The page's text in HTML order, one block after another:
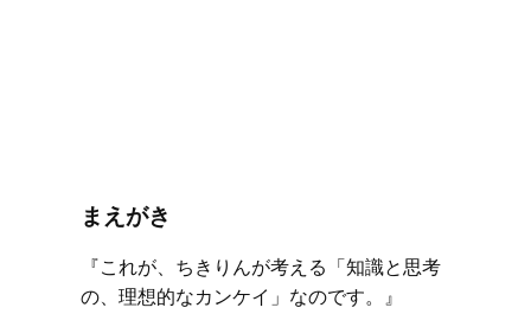
まえがき
『これが、ちきりんが考える「知識と思考
の、理想的なカンケイ」なのです。』